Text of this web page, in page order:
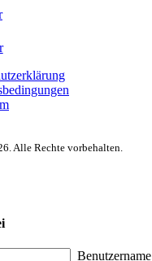
Alle Rechte vorbehalten.
Benutzername